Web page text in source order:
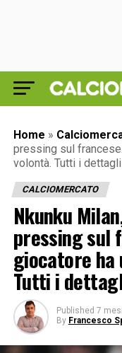
Home »
pressing sul
volontà. Tutti i dettagli
CALCIOMERCATO
Nkunku
pressing sul
giocatore ha
Tutti i
Published 7
By Francesco